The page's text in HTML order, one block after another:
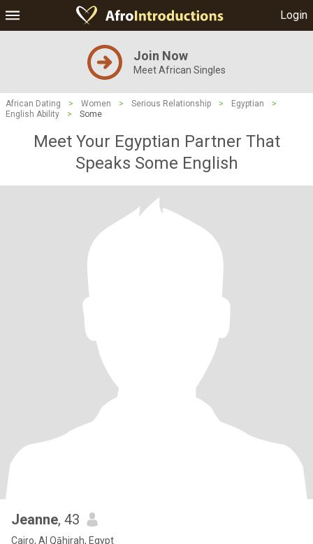
Login
Join Now
Meet African Singles
African Dating > Women > Serious Relationship > Egyptian
>
English Ability
> Some
Meet Your Egyptian Partner That
Speaks Some English
Jeanne, 43
Cairo, Al Qāhirah, Egypt